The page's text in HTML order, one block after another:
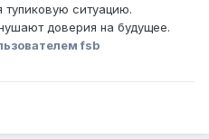
ситуацию.
доверия на будущее.
fsb